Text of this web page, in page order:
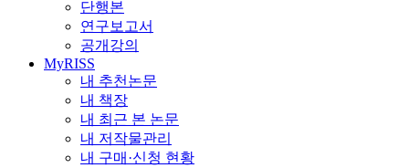
단행본
연구보고서
공개강의
MyRISS
내 추천논문
내 책장
내 최근 본 논문
내 저작물관리
내 구매·신청 현황